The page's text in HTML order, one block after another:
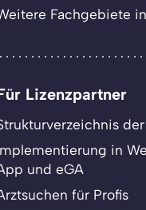
Fachgebiete
Lizenzpartner
in
und eGA
für Profis